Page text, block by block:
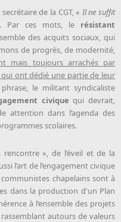
de la CGT, « Il ne suffit
Par ces mots, le résistant
des acquits sociaux, qui
de progrès, de modernité,
mais toujours arrachés par
qui ont dédié une partie de leur
le militant syndicaliste
civique qui devrait,
attention dans l’agenda des
scolaires.
rencontre », de l’éveil et de la
l’art de l’engagement civique
chapelains sont à
dans la production d'un Plan
à l’ensemble des projets
autours de valeurs